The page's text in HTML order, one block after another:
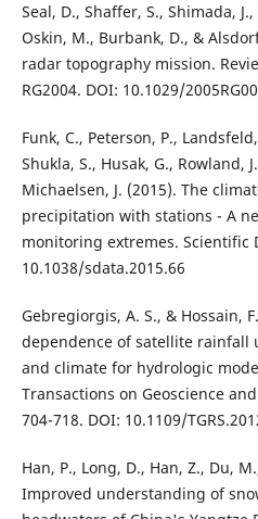
Seal, D., Shaffer, S., Shimada,
Oskin, M., Burbank, D., &
radar topography mission.
RG2004. DOI: 10.1029/
Funk, C., Peterson, P.,
Shukla, S., Husak, G., Rowland,
Michaelsen, J. (2015). The
precipitation with stations - A
monitoring extremes. Scientific
10.1038/sdata.2015.66
Gebregiorgis, A. S., & Hossain,
dependence of satellite rainfall
and climate for hydrologic
Transactions on Geoscience
704-718. DOI: 10.1109/
Han, P., Long, D., Han, Z., Du,
Improved understanding of